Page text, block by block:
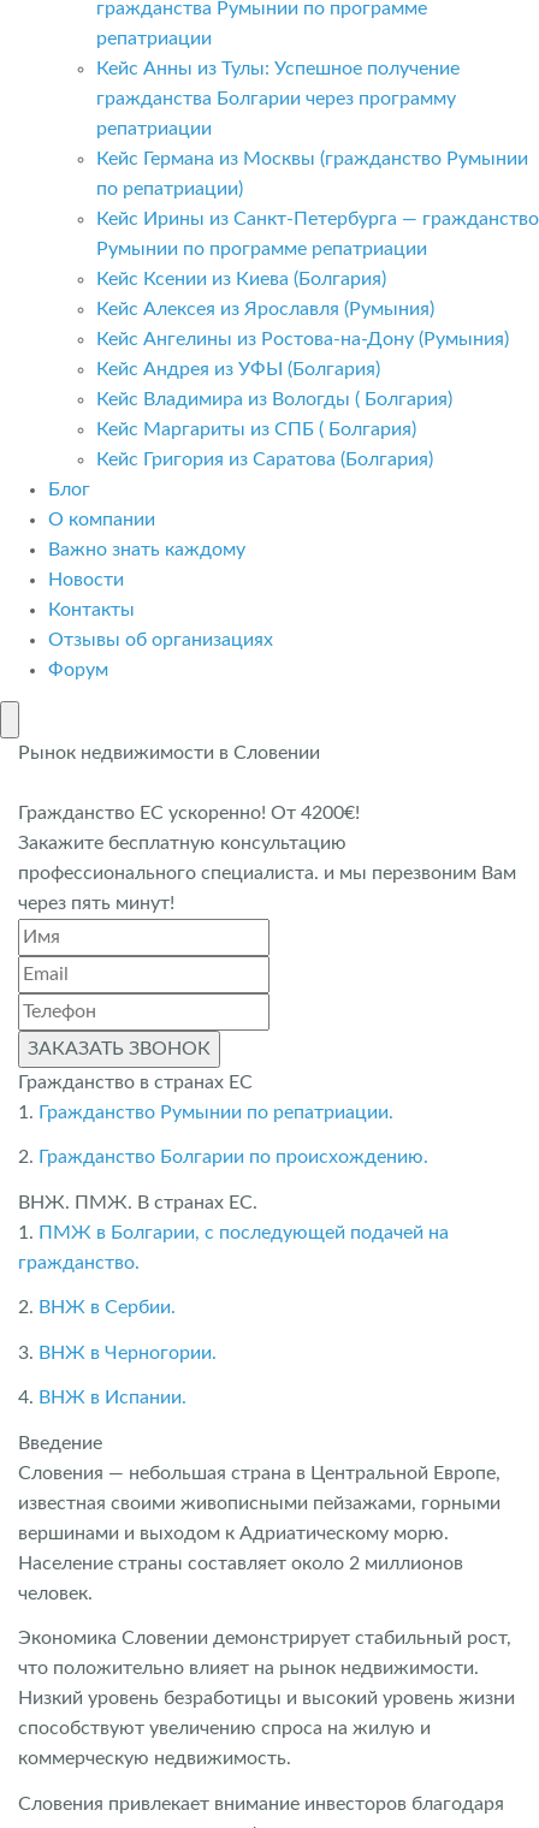
гражданства Румынии по программе
репатриации
Кейс Анны из Тулы: Успешное получение
гражданства Болгарии через программу
репатриации
Кейс Германа из Москвы (гражданство Румынии
по репатриации)
Кейс Ирины из Санкт-Петербурга — гражданство
Румынии по программе репатриации
Кейс Ксении из Киева (Болгария)
Кейс Алексея из Ярославля (Румыния)
Кейс Ангелины из Ростова-на-Дону (Румыния)
Кейс Андрея из УФЫ (Болгария)
Кейс Владимира из Вологды ( Болгария)
Кейс Маргариты из СПБ ( Болгария)
Кейс Григория из Саратова (Болгария)
Блог
О компании
Важно знать каждому
Новости
Контакты
Отзывы об организациях
Форум
Рынок недвижимости в Словении
Гражданство ЕС ускоренно! От 4200€!
Закажите бесплатную консультацию
профессионального специалиста. и мы перезвоним Вам
через пять минут!
ЗАКАЗАТЬ ЗВОНОК
Гражданство в странах ЕС
1. Гражданство Румынии по репатриации.
2. Гражданство Болгарии по происхождению.
ВНЖ. ПМЖ. В странах ЕС.
1. ПМЖ в Болгарии, с последующей подачей на
гражданство.
2. ВНЖ в Сербии.
3. ВНЖ в Черногории.
4. ВНЖ в Испании.
Введение
Словения — небольшая страна в Центральной Европе,
известная своими живописными пейзажами, горными
вершинами и выходом к Адриатическому морю.
Население страны составляет около 2 миллионов
человек.
Экономика Словении демонстрирует стабильный рост,
что положительно влияет на рынок недвижимости.
Низкий уровень безработицы и высокий уровень жизни
способствуют увеличению спроса на жилую и
коммерческую недвижимость.
Словения привлекает внимание инвесторов благодаря